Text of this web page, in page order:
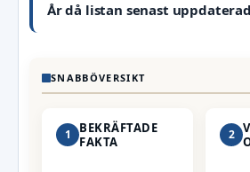
År då listan senast
SNABBÖVERSIKT
1
BEKRÄFTADE
FAKTA
2